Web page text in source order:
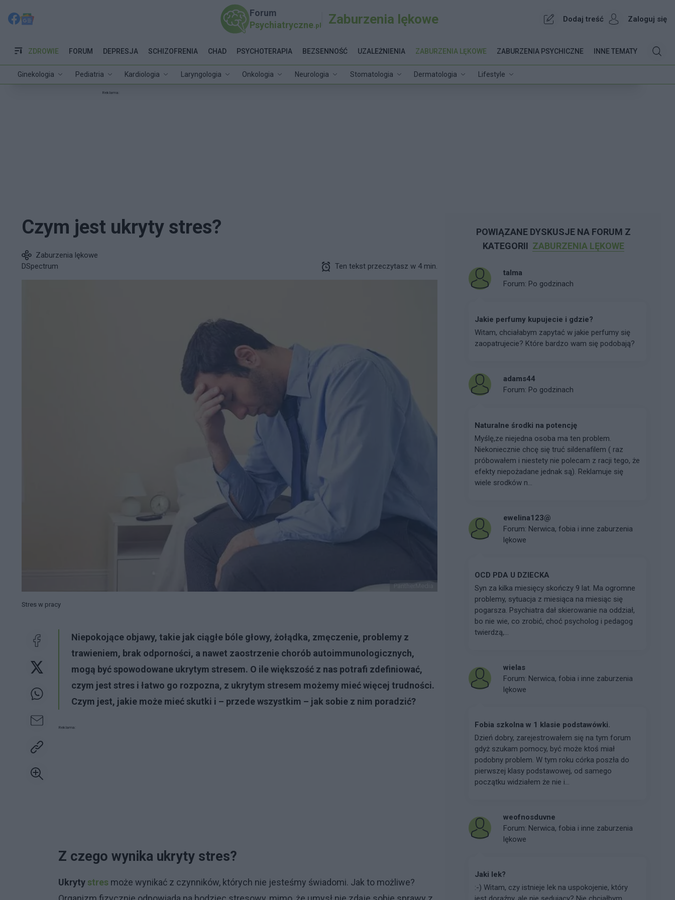
Forum
Psychiatryczne .pl Zaburzenia lękowe Dodaj treść Zaloguj się
ZDROWIE
Ginekologia Pediatria Kardiologia Laryngologia Onkologia Neurologia Stomatologia Dermatologia Lifestyle
FORUM DEPRESJA SCHIZOFRENIA CHAD PSYCHOTERAPIA BEZSENNOŚĆ UZALEŻNIENIA ZABURZENIA LĘKOWE ZABURZENIA PSYCHICZNE INNE TEMATY
Reklama:
Czym jest ukryty stres?
Zaburzenia lękowe
DSpectrum
Ten tekst przeczytasz w 4 min.
PantherMedia
Stres w pracy
Niepokojące objawy, takie jak ciągłe bóle głowy, żołądka, zmęczenie, problemy z
trawieniem, brak odporności, a nawet zaostrzenie chorób autoimmunologicznych,
mogą być spowodowane ukrytym stresem. O ile większość z nas potrafi zdefiniować,
czym jest stres i łatwo go rozpozna, z ukrytym stresem możemy mieć więcej trudności.
Czym jest, jakie może mieć skutki i – przede wszystkim – jak sobie z nim poradzić?
Reklama:
Z czego wynika ukryty stres?
Ukryty stres może wynikać z czynników, których nie jesteśmy świadomi. Jak to możliwe?
POWIĄZANE DYSKUSJE NA FORUM Z
KATEGORII ZABURZENIA LĘKOWE
talma
Forum: Po godzinach
Jakie perfumy kupujecie i gdzie?
Witam, chciałabym zapytać w jakie perfumy się
zaopatrujecie? Które bardzo wam się podobają?
adams44
Forum: Po godzinach
Naturalne środki na potencję
Myślę,ze niejedna osoba ma ten problem.
Niekoniecznie chcę się truć sildenafilem ( raz
próbowałem i niestety nie polecam z racji tego, że
efekty niepożadane jednak są). Reklamuje się
wiele srodków n...
ewelina123@
Forum: Nerwica, fobia i inne zaburzenia
lękowe
OCD PDA U DZIECKA
Syn za kilka miesięcy skończy 9 lat. Ma ogromne
problemy, sytuacja z miesiąca na miesiąc się
pogarsza. Psychiatra dał skierowanie na oddział,
bo nie wie, co zrobić, choć psycholog i pedagog
twierdzą,...
wielas
Forum: Nerwica, fobia i inne zaburzenia
lękowe
Fobia szkolna w 1 klasie podstawówki.
Dzień dobry, zarejestrowałem się na tym forum
gdyż szukam pomocy, być może ktoś miał
podobny problem. W tym roku córka poszła do
pierwszej klasy podstawowej, od samego
początku widziałem że nie i...
weofnosduvne
Forum: Nerwica, fobia i inne zaburzenia
lękowe
Jaki lek?
:-) Witam, czy istnieje lek na uspokojenie, który